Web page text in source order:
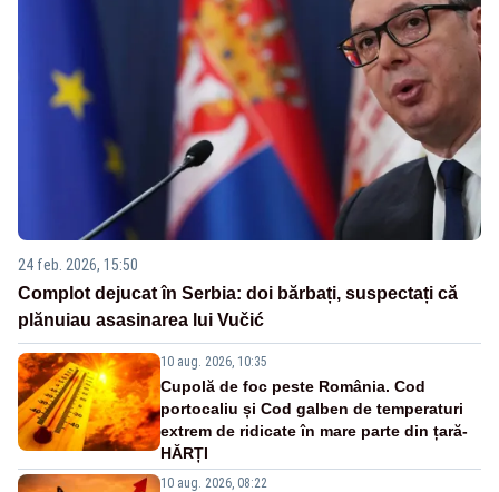
24 feb. 2026, 15:50
Complot dejucat în Serbia: doi bărbați, suspectați că
plănuiau asasinarea lui Vučić
10 aug. 2026, 10:35
Cupolă de foc peste România. Cod
portocaliu și Cod galben de temperaturi
extrem de ridicate în mare parte din țară-
HĂRȚI
10 aug. 2026, 08:22